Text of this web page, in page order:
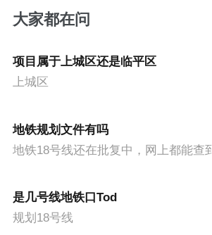
大家都在问
项目属于上城区还是临平区
上城区
地铁规划文件有吗
地铁18号线还在批复中，网上都能查
是几号线地铁口Tod
规划18号线